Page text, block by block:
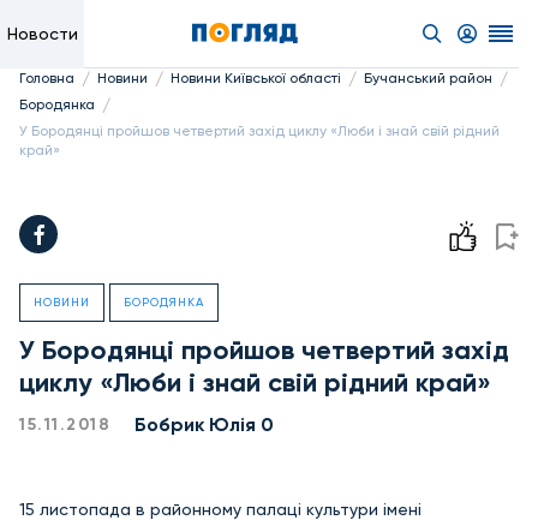
Новости
Головна / Новини / Новини Київської області / Бучанський район /
Бородянка /
У Бородянці пройшов четвертий захід циклу «Люби і знай свій рідний
край»
НОВИНИ БОРОДЯНКА
У Бородянці пройшов четвертий захід
циклу «Люби і знай свій рідний край»
15.11.2018 Бобрик Юлія 0
15 листопада в районному палаці культури імені